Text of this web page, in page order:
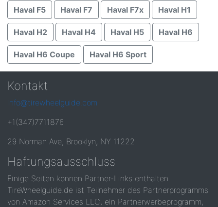
Haval F5 Haval F7 Haval F7x Haval H1
Haval H2 Haval H4 Haval H5 Haval H6
Haval H6 Coupe Haval H6 Sport
Kontakt
info@tirewheelguide.com
+1(347)7711876
29 Norman Ave, Brooklyn, NY 11222
Haftungsausschluss
Einige Seiten können Partner-Links enthalten.
TireWheelguide.de ist Teilnehmer des Partnerprogramms
von Amazon Services LLC, ein Partnerwerbeprogramm,